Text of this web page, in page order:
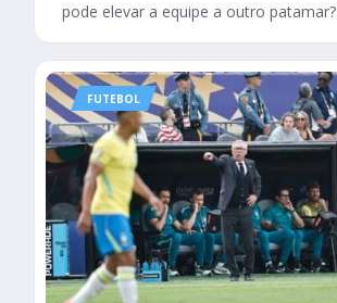
pode elevar a equipe a outro patamar?
FUTEBOL